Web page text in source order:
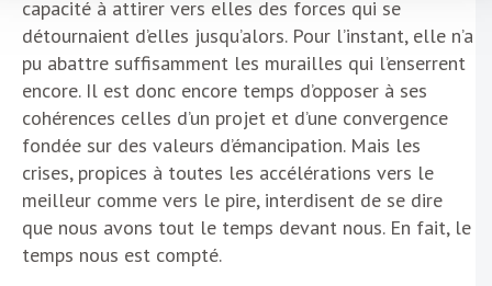
capacité à attirer vers elles des forces qui se
détournaient d’elles jusqu’alors. Pour l’instant, elle n’a
pu abattre suffisamment les murailles qui l’enserrent
encore. Il est donc encore temps d’opposer à ses
cohérences celles d’un projet et d’une convergence
fondée sur des valeurs d’émancipation. Mais les
crises, propices à toutes les accélérations vers le
meilleur comme vers le pire, interdisent de se dire
que nous avons tout le temps devant nous. En fait, le
temps nous est compté.